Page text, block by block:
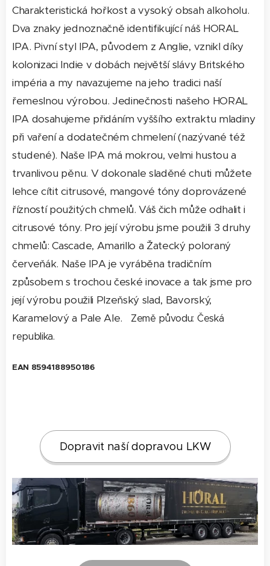
Charakteristická hořkost a vysoký obsah alkoholu.
Dva znaky jednoznačně identifikující náš HORAL
IPA. Pivní styl IPA, původem z Anglie, vznikl díky
kolonizaci Indie v dobách největší slávy Britského
impéria a my navazujeme na jeho tradici naší
řemeslnou výrobou. Jedinečnosti našeho HORAL
IPA dosahujeme přidáním vyššího extraktu mladiny
při vaření a dodatečném chmelení (nazývané též
studené). Naše IPA má mokrou, velmi hustou a
trvanlivou pěnu. V dokonale sladěné chuti můžete
lehce cítit citrusové, mangové tóny doprovázené
řízností použitých chmelů. Váš čich může odhalit i
citrusové tóny. Pro její výrobu jsme použili 3 druhy
chmelů: Cascade, Amarillo a Žatecký poloraný
červeňák. Naše IPA je vyráběna tradičním
způsobem s trochou české inovace a tak jsme pro
její výrobu použili Plzeňský slad, Bavorský,
Karamelový a Pale Ale. Země původu: Česká
republika.
EAN 8594188950186
Dopravit naší dopravou LKW